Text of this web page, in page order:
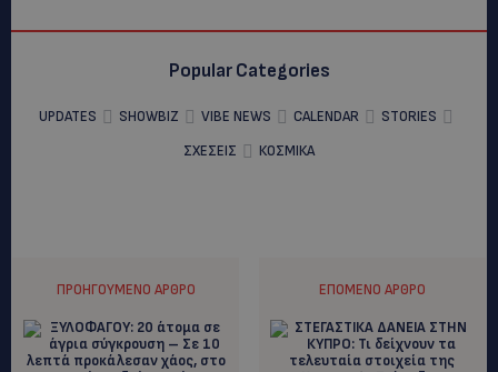
Popular Categories
UPDATES SHOWBIZ VIBE NEWS CALENDAR
STORIES
ΣΧΕΣΕΙΣ
ΚΟΣΜΙΚΑ
ΠΡΟΗΓΟΎΜΕΝΟ ΆΡΘΡΟ ΕΠΌΜΕΝΟ ΆΡΘΡΟ